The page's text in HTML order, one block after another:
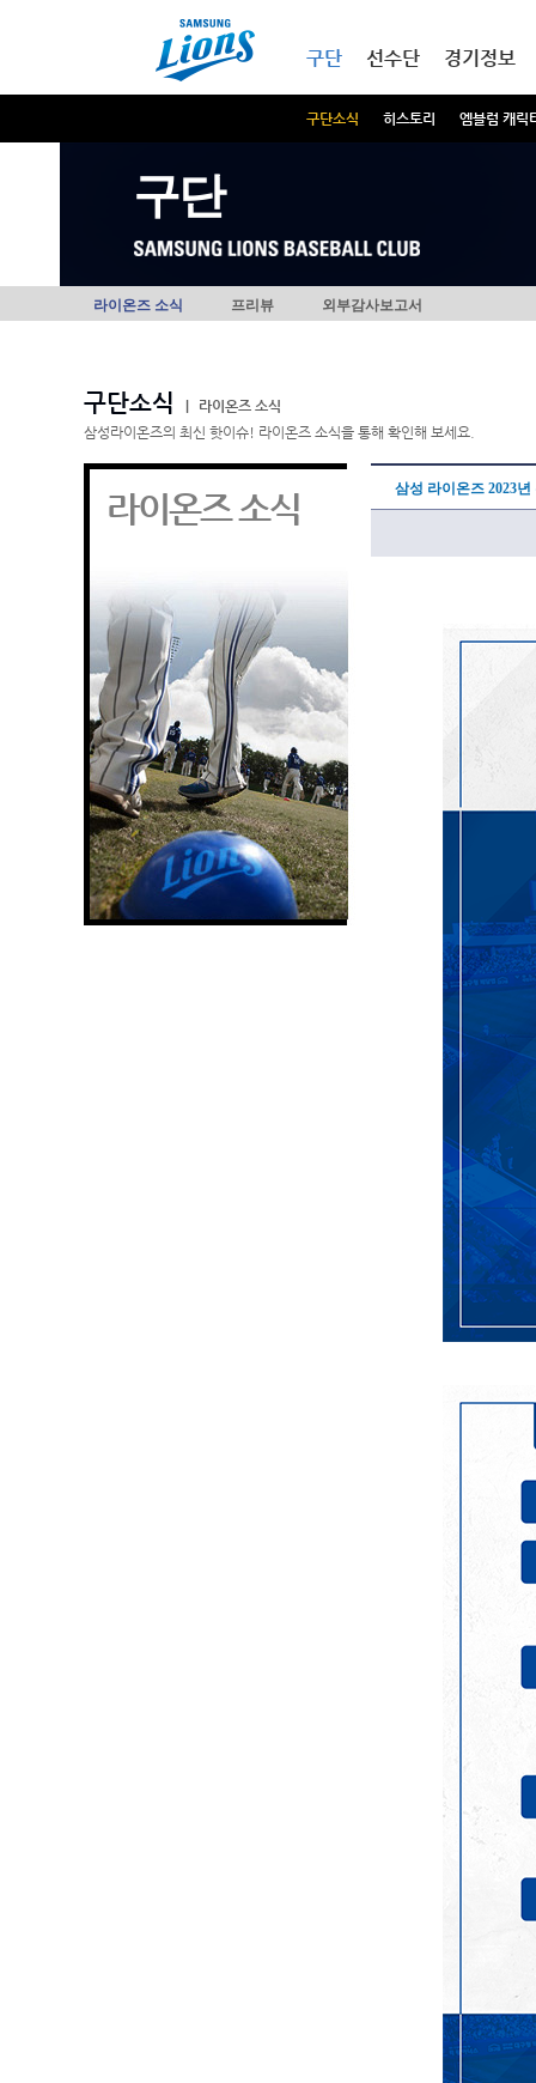
구단
구단소식 히스토리 엠블럼 캐릭
선수단 경기정보
구단
라이온즈 소식 프리뷰 외부감사보고서
구단소식
라이온즈 소식
삼성라이온즈의 최신 핫이슈! 라이온즈 소식을 통해 확인해 보세요.
라이온즈 소식 삼성 라이온즈 2023